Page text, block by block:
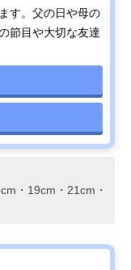
す。父の日や母の
節目や大切な友達
・19cm・21cm・